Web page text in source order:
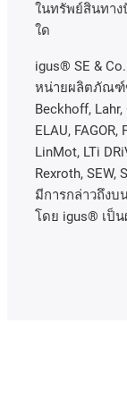
ในทรัพย์สินทา
ใด
igus® SE &
หน่ายผลิตภัณฑ์ข
Beckhoff,
ELAU,
LinMot, LTi
Rexroth,
มีการกล่าวถึง
โดย igus® เป็